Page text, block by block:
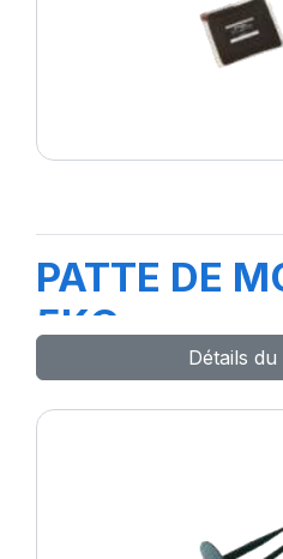
PATTE DE
5KG
Détails